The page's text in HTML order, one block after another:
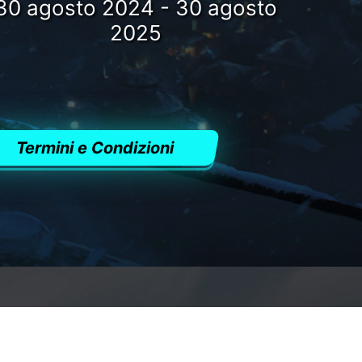
agosto 2024 - 30 agosto
2025
Termini e Condizioni